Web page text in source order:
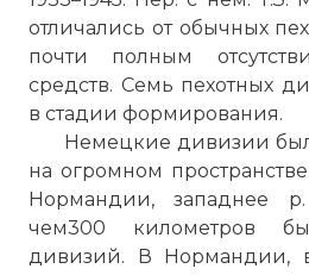
отличались от обычных
почти полным
средств. Семь пехотных
в стадии формирования.
Немецкие дивизии
на огромном
Нормандии, западнее
чем300 километров
дивизий. В Нормандии,